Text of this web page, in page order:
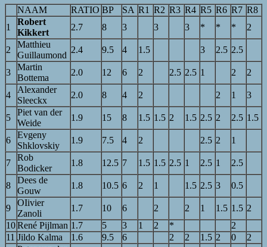
NAAM RATIO BP SA R1 R2 R3 R4 R5 R6 R7 R8
1
Robert
Kikkert
2.7 8 3 3 3 * * * 2
2
Matthieu
Guillaumond
2.4 9.5 4 1.5 3 2.5 2.5
3
Martin
Bottema
2.0 12 6 2 2.5 2.5 1 2 2
4
Alexander
Sleeckx
2.0 8 4 2 2 1 3
5
Piet van der
Weide
1.9 15 8 1.5 1.5 2 1.5 2.5 2 2.5 1.5
6
Evgeny
Shklovskiy
1.9 7.5 4 2 2.5 2 1
7
Rob
Bodicker
1.8 12.5 7 1.5 1.5 2.5 1 2.5 1 2.5
8
Dees de
Gouw
1.8 10.5 6 2 1 1.5 2.5 3 0.5
9
OIivier
Zanoli
1.7 10 6 2 2 1 1.5 1.5 2
10René Pijlman 1.7 5 3 1 2 *
2
11 Jildo Kalma 1.6 9.5 6 2 2 1.5 2 0
2